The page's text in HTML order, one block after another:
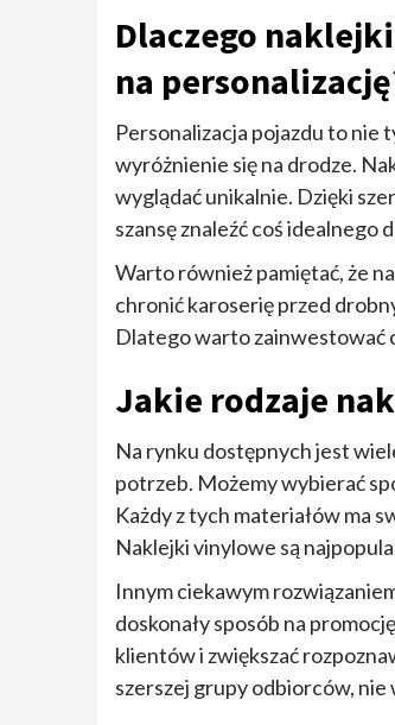
Dlaczego
na
Personalizacja pojazdu to nie
wyróżnienie się na drodze.
wyglądać unikalnie. Dzięki
szansę znaleźć coś idealnego
Warto również pamiętać, że
chronić karoserię przed
Dlatego warto zainwestować
Jakie rodzaje
Na rynku dostępnych jest
potrzeb. Możemy wybierać
Każdy z tych materiałów ma
Naklejki vinylowe są
Innym ciekawym
doskonały sposób na
klientów i zwiększać
szerszej grupy odbiorców,